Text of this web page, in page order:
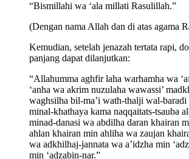
“Bismillahi wa ‘ala millati Rasulillah.”
(Dengan nama Allah dan di atas agama
Kemudian, setelah jenazah tertata rapi,
panjang dapat dilanjutkan:
“Allahumma aghfir laha warhamha wa
‘anha wa akrim nuzulaha wawassi’
waghsilha bil-ma’i wath-thalji wal-baradi
minal-khathaya kama naqqaitats-tsauba
minad-danasi wa abdilha daran khairan
ahlan khairan min ahliha wa zaujan
wa adkhilhaj-jannata wa a’idzha min
min ‘adzabin-nar.”